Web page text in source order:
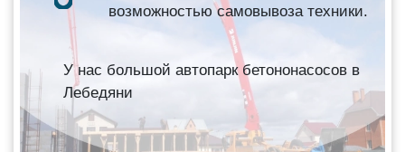
возможностью самовывоза техники.
У нас большой автопарк бетононасосов в
Лебедяни